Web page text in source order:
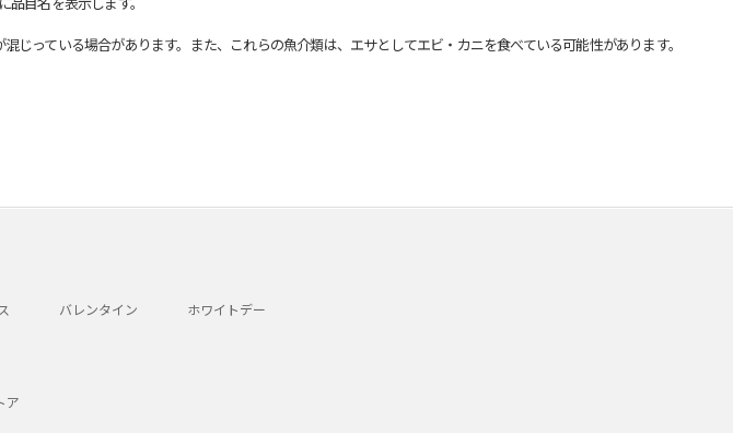
っている場合があります。また、これらの魚介類は、エサとしてエビ・カニを食べている可能性があります。
バレンタイン ホワイトデー
ア